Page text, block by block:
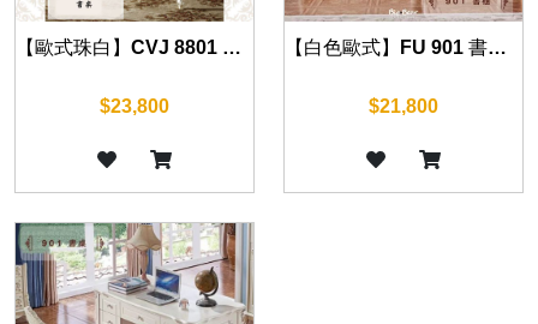
【歐式珠白】CVJ 8801 書桌 140cm
$23,800
【白色歐式】FU 901 書櫃 (兩門/三門) 100cm/140cm
$21,800